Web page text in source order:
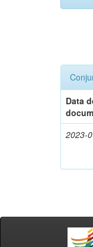
Data
2023-